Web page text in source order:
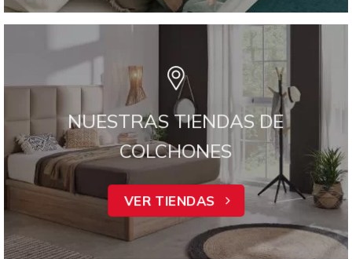
NUESTRAS TIENDAS DE
COLCHONES
VER TIENDAS